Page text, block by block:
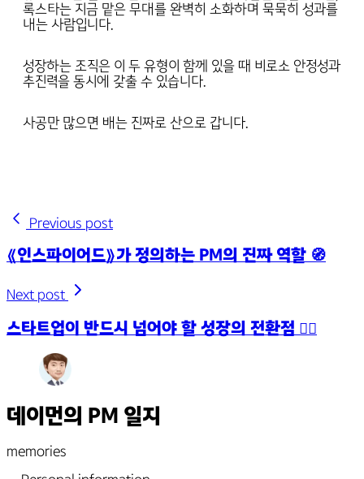
록스타는 지금 맡은 무대를 완벽히 소화하며 묵묵히 성과를
내는 사람입니다.
성장하는 조직은 이 두 유형이 함께 있을 때 비로소 안정성과
추진력을 동시에 갖출 수 있습니다.
사공만 많으면 배는 진짜로 산으로 갑니다.
Previous post
《인스파이어드》가 정의하는 PM의 진짜 역할 🧭
Next post
스타트업이 반드시 넘어야 할 성장의 전환점 🏴‍☠️
데이먼의 PM 일지
memories